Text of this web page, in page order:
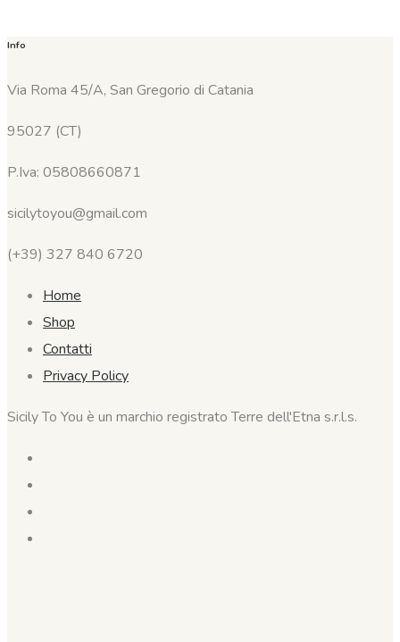
Info
Via Roma 45/A, San Gregorio di Catania
95027 (CT)
P.Iva: 05808660871
sicilytoyou@gmail.com
(+39) 327 840 6720
Home
Shop
Contatti
Privacy Policy
Sicily To You è un marchio registrato Terre dell'Etna s.r.l.s.